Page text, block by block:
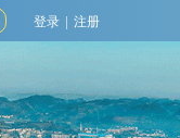
登录 | 注册